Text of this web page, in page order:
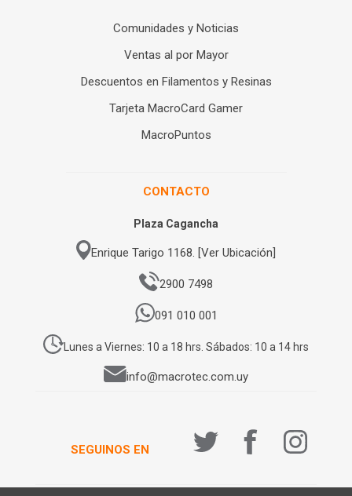
Comunidades y Noticias
Ventas al por Mayor
Descuentos en Filamentos y Resinas
Tarjeta MacroCard Gamer
MacroPuntos
CONTACTO
Plaza Cagancha
Enrique Tarigo 1168. [Ver Ubicación]
2900 7498
091 010 001
Lunes a Viernes: 10 a 18 hrs. Sábados: 10 a 14 hrs
info@macrotec.com.uy
SEGUINOS EN